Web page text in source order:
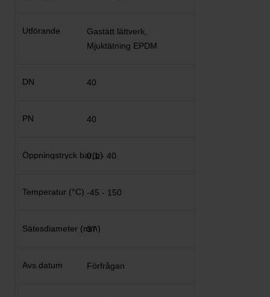
Gastätt lättverk,
Mjuktätning EPDM
40
40
0,1 - 40
-45 - 150
37
Förfrågan